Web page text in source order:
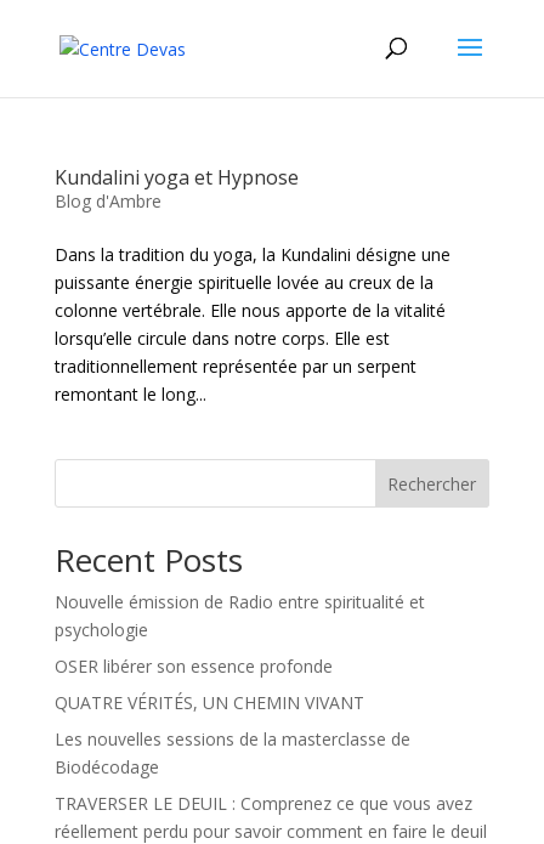
Kundalini yoga et Hypnose
Blog d'Ambre
Dans la tradition du yoga, la Kundalini désigne une
puissante énergie spirituelle lovée au creux de la
colonne vertébrale. Elle nous apporte de la vitalité
lorsqu’elle circule dans notre corps. Elle est
traditionnellement représentée par un serpent
remontant le long...
Rechercher
Recent Posts
Nouvelle émission de Radio entre spiritualité et
psychologie
OSER libérer son essence profonde
QUATRE VÉRITÉS, UN CHEMIN VIVANT
Les nouvelles sessions de la masterclasse de
Biodécodage
TRAVERSER LE DEUIL : Comprenez ce que vous avez
réellement perdu pour savoir comment en faire le deuil